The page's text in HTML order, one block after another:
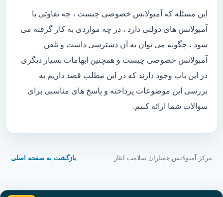
این مسئله که آمبولانس خصوصی چیست ، چه تفاوتی با
آمبولانس های دولتی دارد ، در چه مواردی به کار گرفته می
شود ، چگونه می توان به آن دسترسی داشت و تلفن
آمبولانس خصوصی چیست و همچنین ابهامات بسیار دیگری
در این باب وجود دارند که در این مطلب قصد داریم به
بررسی این موضوعات پرداخته و پاسخ های مناسبی برای
سوالات شما ارائه کنیم.
مرکز آمبولانس همیاران سلامت ایثار بازگشت به صفحه اصلی